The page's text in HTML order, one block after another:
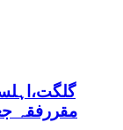
مقررفقہ جعفریہ